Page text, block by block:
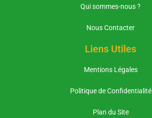
Qui sommes-nous ?
Nous Contacter
Liens Utiles
Mentions Légales
Politique de Confidentialité
Plan du Site